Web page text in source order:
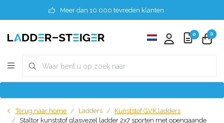
Meer dan 10.000 tevreden klanten
0 0
Terug naar home Ladders
Kunststof GVK ladders
Staltor kunststof glasvezel ladder 2x7 sporten met opengaande